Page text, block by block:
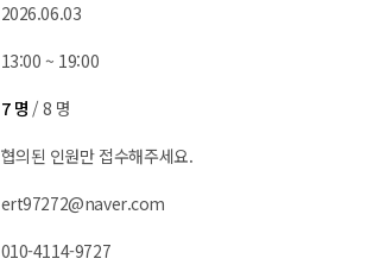
2026.06.03
13:00 ~ 19:00
7 명 / 8 명
협의된 인원만 접수해주세요.
ert97272@naver.com
010-4114-9727